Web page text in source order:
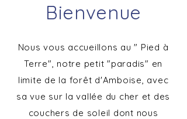
Bienvenue
Nous vous accueillons au " Pied à
Terre", notre petit "paradis" en
limite de la forêt d'Amboise, avec
sa vue sur la vallée du cher et des
couchers de soleil dont nous